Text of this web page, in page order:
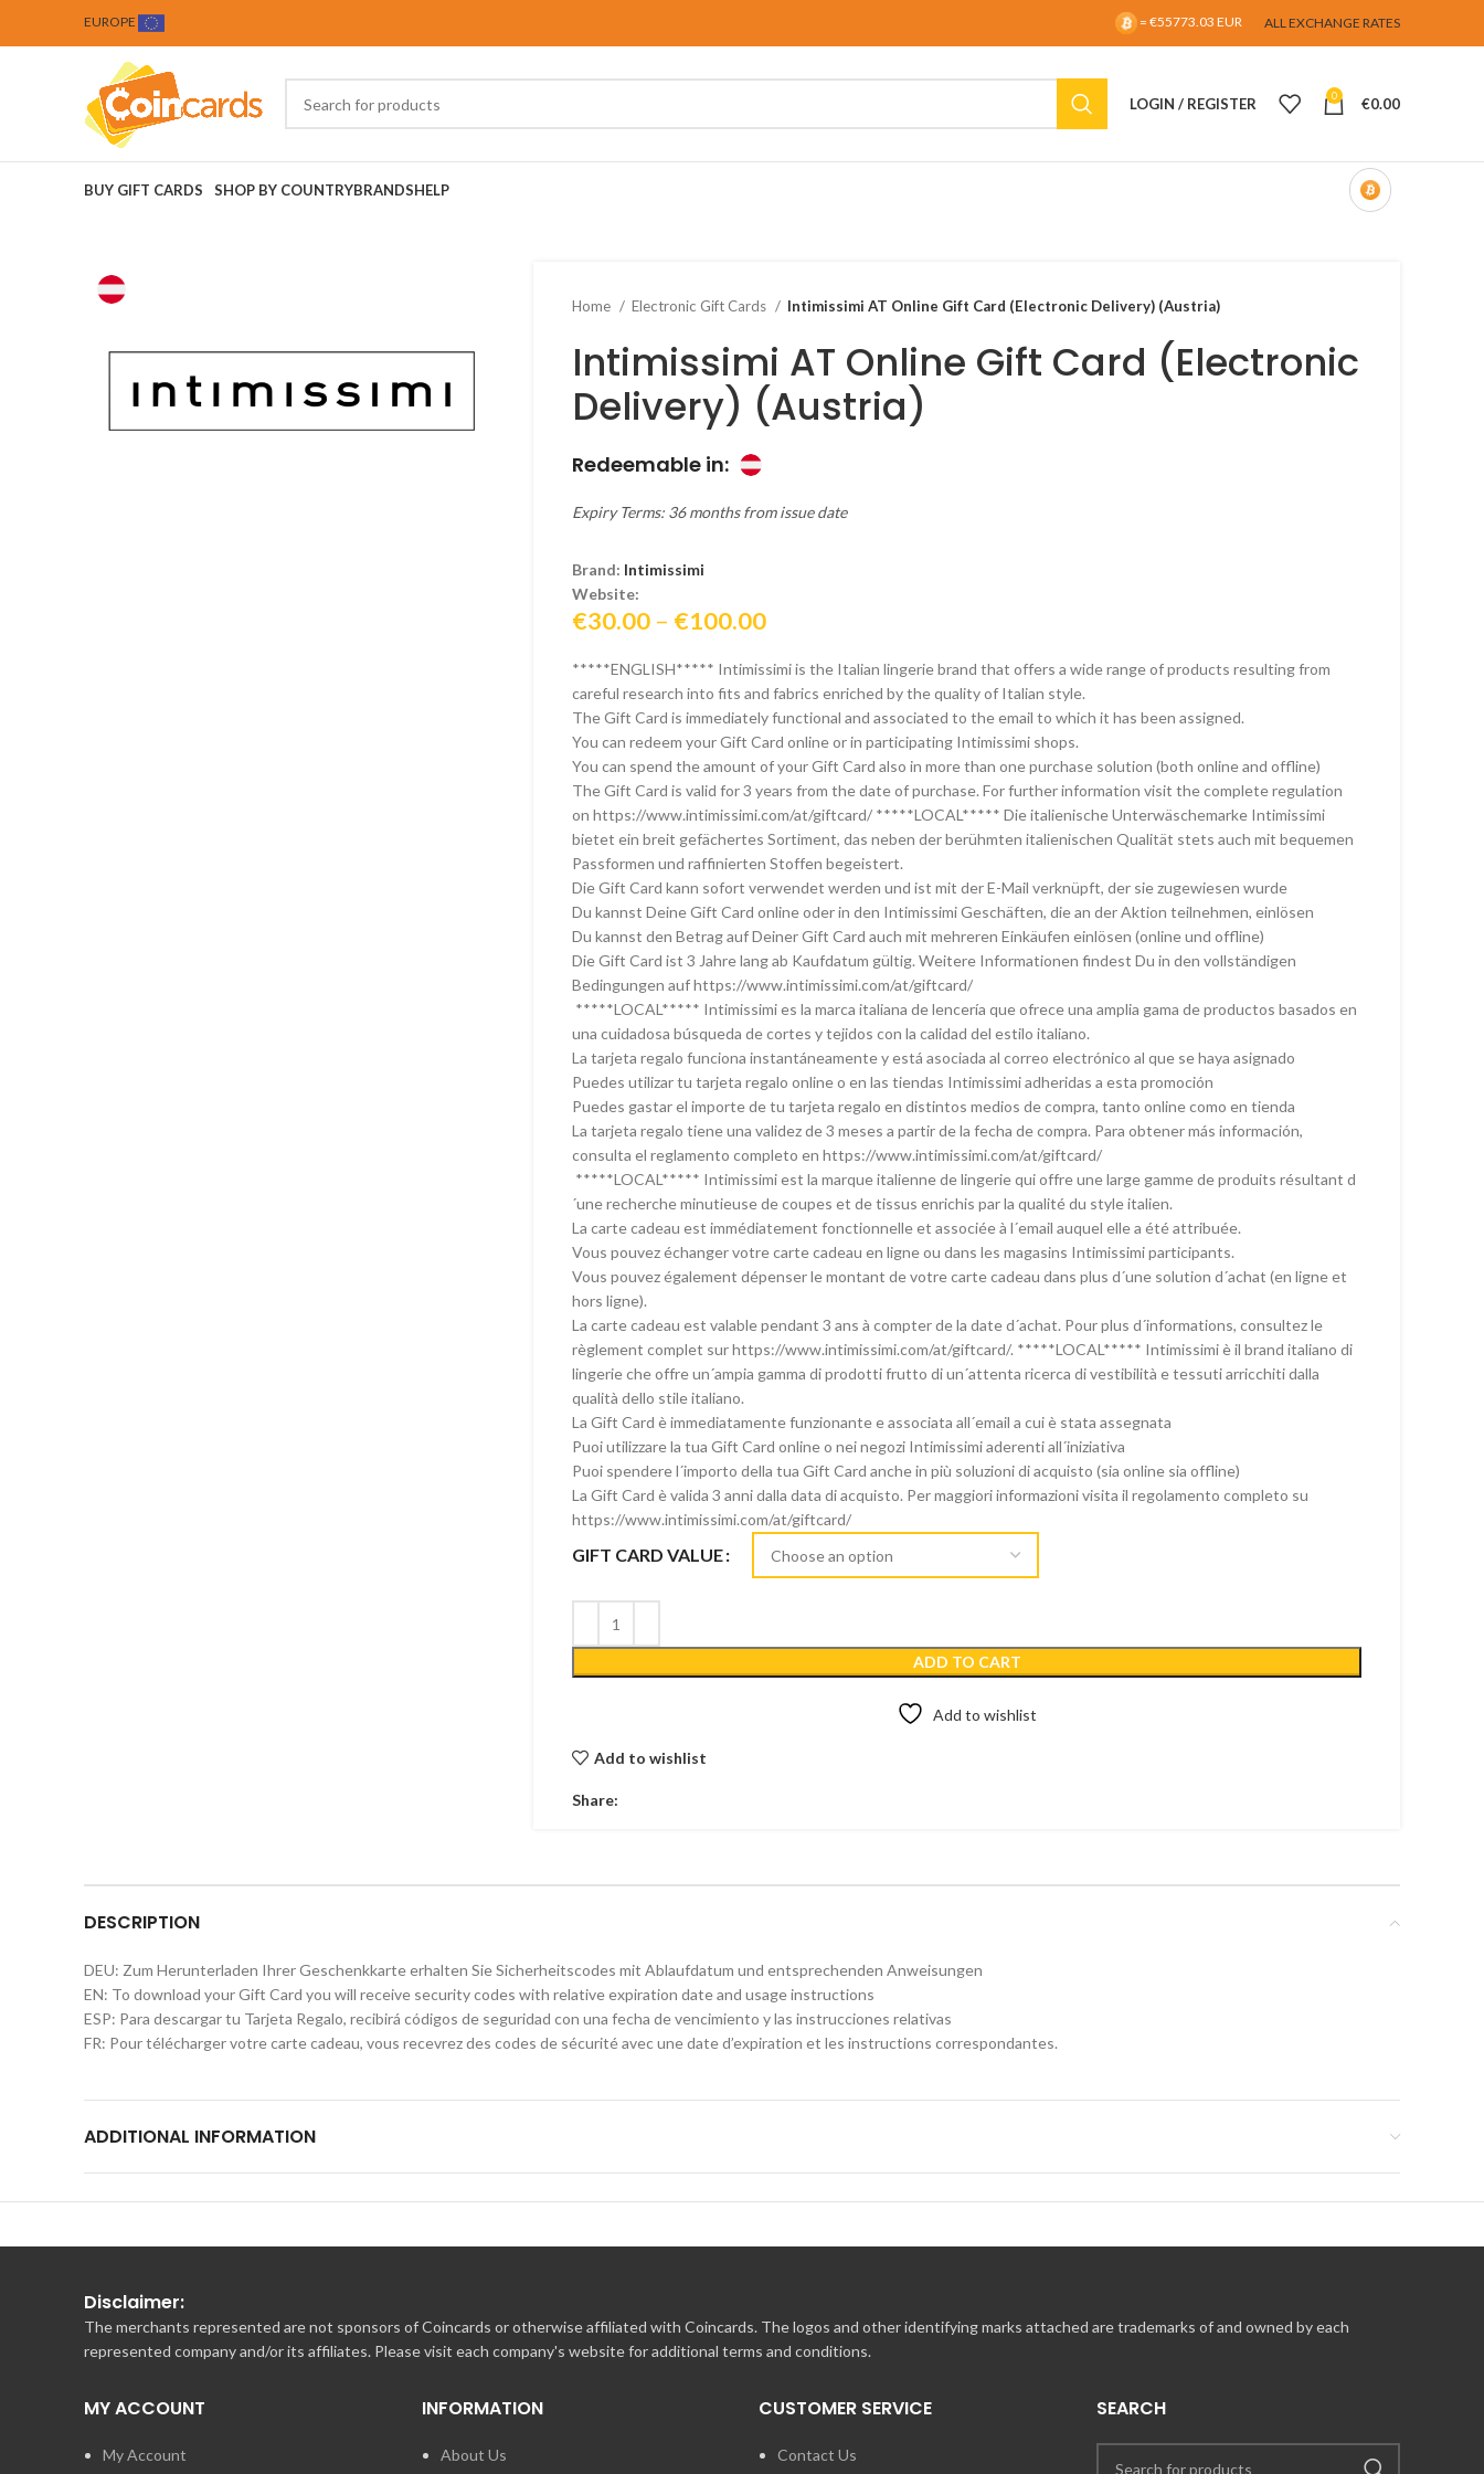
EUROPE = €55773.03 EUR ALL EXCHANGE RATES
LOGIN / REGISTER 0 €0.00
BUY GIFT CARDS SHOP BY COUNTRYBRANDSHELP
Home Electronic Gift Cards Intimissimi AT Online Gift Card (Electronic Delivery) (Austria)
Intimissimi AT Online Gift Card (Electronic
Delivery) (Austria)
Redeemable in:
Expiry Terms: 36 months from issue date
Brand: Intimissimi
Website:
€30.00 – €100.00Price
€30.00
through
€100.00
*****ENGLISH***** Intimissimi is the Italian lingerie brand that offers a wide range of products resulting from
careful research into fits and fabrics enriched by the quality of Italian style.
The Gift Card is immediately functional and associated to the email to which it has been assigned.
You can redeem your Gift Card online or in participating Intimissimi shops.
You can spend the amount of your Gift Card also in more than one purchase solution (both online and offline)
The Gift Card is valid for 3 years from the date of purchase. For further information visit the complete regulation
on https://www.intimissimi.com/at/giftcard/ *****LOCAL***** Die italienische Unterwäschemarke Intimissimi
bietet ein breit gefächertes Sortiment, das neben der berühmten italienischen Qualität stets auch mit bequemen
Passformen und raffinierten Stoffen begeistert.
Die Gift Card kann sofort verwendet werden und ist mit der E-Mail verknüpft, der sie zugewiesen wurde
Du kannst Deine Gift Card online oder in den Intimissimi Geschäften, die an der Aktion teilnehmen, einlösen
Du kannst den Betrag auf Deiner Gift Card auch mit mehreren Einkäufen einlösen (online und offline)
Die Gift Card ist 3 Jahre lang ab Kaufdatum gültig. Weitere Informationen findest Du in den vollständigen
Bedingungen auf https://www.intimissimi.com/at/giftcard/
*****LOCAL***** Intimissimi es la marca italiana de lencería que ofrece una amplia gama de productos basados en
una cuidadosa búsqueda de cortes y tejidos con la calidad del estilo italiano.
La tarjeta regalo funciona instantáneamente y está asociada al correo electrónico al que se haya asignado
Puedes utilizar tu tarjeta regalo online o en las tiendas Intimissimi adheridas a esta promoción
Puedes gastar el importe de tu tarjeta regalo en distintos medios de compra, tanto online como en tienda
La tarjeta regalo tiene una validez de 3 meses a partir de la fecha de compra. Para obtener más información,
consulta el reglamento completo en https://www.intimissimi.com/at/giftcard/
*****LOCAL***** Intimissimi est la marque italienne de lingerie qui offre une large gamme de produits résultant d
´une recherche minutieuse de coupes et de tissus enrichis par la qualité du style italien.
La carte cadeau est immédiatement fonctionnelle et associée à l´email auquel elle a été attribuée.
Vous pouvez échanger votre carte cadeau en ligne ou dans les magasins Intimissimi participants.
Vous pouvez également dépenser le montant de votre carte cadeau dans plus d´une solution d´achat (en ligne et
hors ligne).
La carte cadeau est valable pendant 3 ans à compter de la date d´achat. Pour plus d´informations, consultez le
règlement complet sur https://www.intimissimi.com/at/giftcard/. *****LOCAL***** Intimissimi è il brand italiano di
lingerie che offre un´ampia gamma di prodotti frutto di un´attenta ricerca di vestibilità e tessuti arricchiti dalla
qualità dello stile italiano.
La Gift Card è immediatamente funzionante e associata all´email a cui è stata assegnata
Puoi utilizzare la tua Gift Card online o nei negozi Intimissimi aderenti all´iniziativa
Puoi spendere l´importo della tua Gift Card anche in più soluzioni di acquisto (sia online sia offline)
La Gift Card è valida 3 anni dalla data di acquisto. Per maggiori informazioni visita il regolamento completo su
https://www.intimissimi.com/at/giftcard/
GIFT CARD VALUE
ADD TO CART
Add to wishlist
Add to wishlist
Share:
DESCRIPTION
DEU: Zum Herunterladen Ihrer Geschenkkarte erhalten Sie Sicherheitscodes mit Ablaufdatum und entsprechenden Anweisungen
EN: To download your Gift Card you will receive security codes with relative expiration date and usage instructions
ESP: Para descargar tu Tarjeta Regalo, recibirá códigos de seguridad con una fecha de vencimiento y las instrucciones relativas
FR: Pour télécharger votre carte cadeau, vous recevrez des codes de sécurité avec une date d’expiration et les instructions correspondantes.
ADDITIONAL INFORMATION
Disclaimer:
The merchants represented are not sponsors of Coincards or otherwise affiliated with Coincards. The logos and other identifying marks attached are trademarks of and owned by each
represented company and/or its affiliates. Please visit each company's website for additional terms and conditions.
MY ACCOUNT
My Account
INFORMATION
About Us
CUSTOMER SERVICE
Contact Us
SEARCH